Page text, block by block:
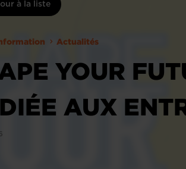
à la liste
Actualités
YOUR
AUX